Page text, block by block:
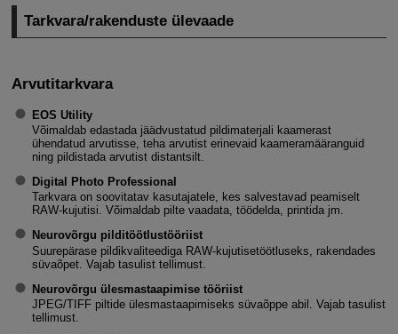
Tarkvara/rakenduste ülevaade
Arvutitarkvara
EOS Utility
Võimaldab edastada jäädvustatud pildimaterjali kaamerast
ühendatud arvutisse, teha arvutist erinevaid kaameramääranguid
ning pildistada arvutist distantsilt.
Digital Photo Professional
Tarkvara on soovitatav kasutajatele, kes salvestavad peamiselt
RAW-kujutisi. Võimaldab pilte vaadata, töödelda, printida jm.
Neurovõrgu pilditöötlustööriist
Suurepärase pildikvaliteediga RAW-kujutisetöötluseks, rakendades
süvaõpet. Vajab tasulist tellimust.
Neurovõrgu ülesmastaapimise tööriist
JPEG/TIFF piltide ülesmastaapimiseks süvaõppe abil. Vajab tasulist
tellimust.